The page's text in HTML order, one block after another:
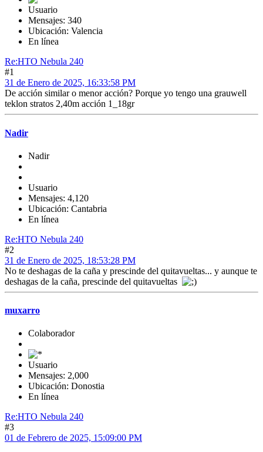
Usuario
Mensajes: 340
Ubicación: Valencia
En línea
Re:HTO Nebula 240
#1
31 de Enero de 2025, 16:33:58 PM
De acción similar o menor acción? Porque yo tengo una grauwell
teklon stratos 2,40m acción 1_18gr
Nadir
Nadir
Usuario
Mensajes: 4,120
Ubicación: Cantabria
En línea
Re:HTO Nebula 240
#2
31 de Enero de 2025, 18:53:28 PM
No te deshagas de la caña y prescinde del quitavueltas... y aunque te
deshagas de la caña, prescinde del quitavueltas
muxarro
Colaborador
Usuario
Mensajes: 2,000
Ubicación: Donostia
En línea
Re:HTO Nebula 240
#3
01 de Febrero de 2025, 15:09:00 PM